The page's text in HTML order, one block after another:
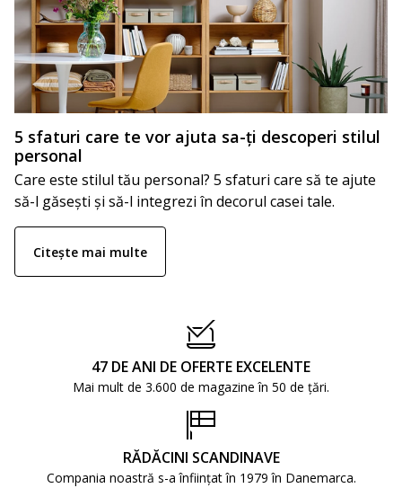
5 sfaturi care te vor ajuta sa-ți descoperi stilul
personal
Care este stilul tău personal? 5 sfaturi care să te ajute
să-l găsești și să-l integrezi în decorul casei tale.
Citește mai multe
47 DE ANI DE OFERTE EXCELENTE
Mai mult de 3.600 de magazine în 50 de țări.
RĂDĂCINI SCANDINAVE
Compania noastră s-a înființat în 1979 în Danemarca.